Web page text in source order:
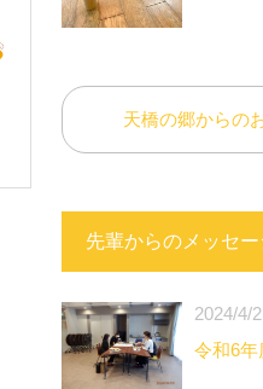
天橋の郷からの
先輩からのメッセー
2024/4/2
令和6年